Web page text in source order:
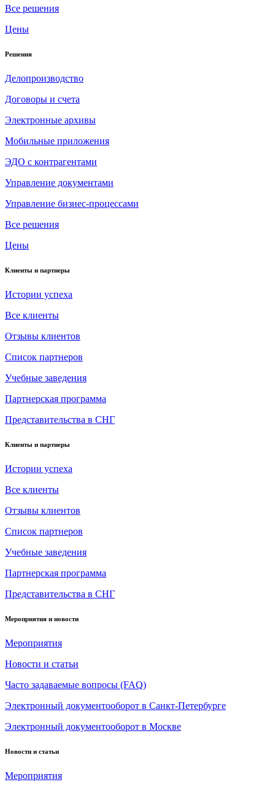
Все решения
Цены
Решения
Делопроизводство
Договоры и счета
Электронные архивы
Мобильные приложения
ЭДО с контрагентами
Управление документами
Управление бизнес-процессами
Все решения
Цены
Клиенты и партнеры
Истории успеха
Все клиенты
Отзывы клиентов
Список партнеров
Учебные заведения
Партнерская программа
Представительства в СНГ
Клиенты и партнеры
Истории успеха
Все клиенты
Отзывы клиентов
Список партнеров
Учебные заведения
Партнерская программа
Представительства в СНГ
Мероприятия и новости
Мероприятия
Новости и статьи
Часто задаваемые вопросы (FAQ)
Электронный документооборот в Санкт-Петербурге
Электронный документооборот в Москве
Новости и статьи
Мероприятия